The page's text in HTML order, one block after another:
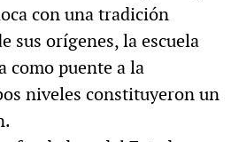
con una tradición
sus orígenes, la escuela
como puente a la
niveles constituyeron un